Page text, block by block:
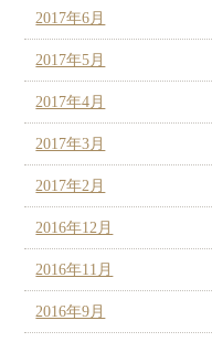
2017年6月
2017年5月
2017年4月
2017年3月
2017年2月
2016年12月
2016年11月
2016年9月